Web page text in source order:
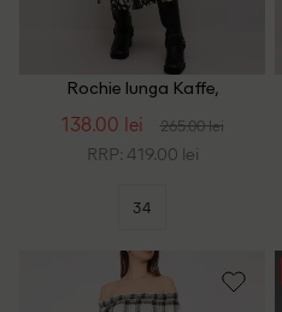
Rochie lunga Kaffe,
138.00 lei 265.00 lei
RRP: 419.00 lei
34